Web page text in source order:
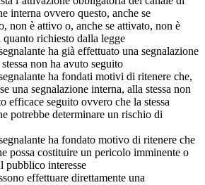
interna ovvero questo, anche se
non è attivo o, anche se attivato, non è
quanto richiesto dalla legge
ha già effettuato una segnalazione
non ha avuto seguito
ha fondati motivi di ritenere che,
una segnalazione interna, alla stessa non
efficace seguito ovvero che la stessa
potrebbe determinare un rischio di
ha fondato motivo di ritenere che
possa costituire un pericolo imminente o
pubblico interesse
effettuare direttamente una